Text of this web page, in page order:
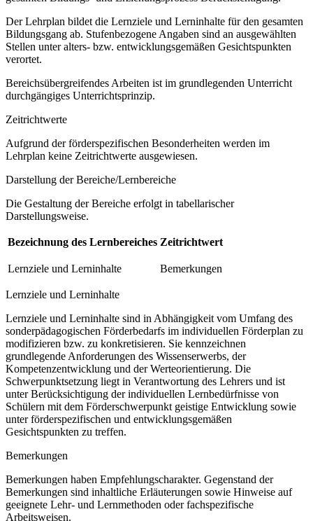
Der Lehrplan bildet die Lernziele und Lerninhalte für den gesamten
Bildungsgang ab. Stufenbezogene Angaben sind an ausgewählten
Stellen unter alters- bzw. entwicklungsgemäßen Gesichtspunkten
verortet.
Bereichsübergreifendes Arbeiten ist im grundlegenden Unterricht
durchgängiges Unterrichtsprinzip.
Zeitrichtwerte
Aufgrund der förderspezifischen Besonderheiten werden im
Lehrplan keine Zeitrichtwerte ausgewiesen.
Darstellung der Bereiche/Lernbereiche
Die Gestaltung der Bereiche erfolgt in tabellarischer
Darstellungsweise.
Bezeichnung des Lernbereiches Zeitrichtwert
Lernziele und Lerninhalte Bemerkungen
Lernziele und Lerninhalte
Lernziele und Lerninhalte sind in Abhängigkeit vom Umfang des
sonderpädagogischen Förderbedarfs im individuellen Förderplan zu
modifizieren bzw. zu konkretisieren. Sie kennzeichnen
grundlegende Anforderungen des Wissenserwerbs, der
Kompetenzentwicklung und der Werteorientierung. Die
Schwerpunktsetzung liegt in Verantwortung des Lehrers und ist
unter Berücksichtigung der individuellen Lernbedürfnisse von
Schülern mit dem Förderschwerpunkt geistige Entwicklung sowie
unter förderspezifischen und entwicklungsgemäßen
Gesichtspunkten zu treffen.
Bemerkungen
Bemerkungen haben Empfehlungscharakter. Gegenstand der
Bemerkungen sind inhaltliche Erläuterungen sowie Hinweise auf
geeignete Lehr- und Lernmethoden oder fachspezifische
Arbeitsweisen.